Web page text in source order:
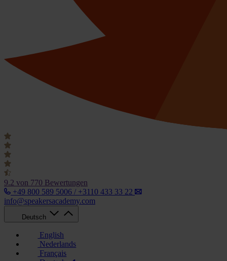
9.2 von 770 Bewertungen
+49 800 589 5006 / +3110 433 33 22
info@speakersacademy.com
Deutsch
English
Nederlands
Français